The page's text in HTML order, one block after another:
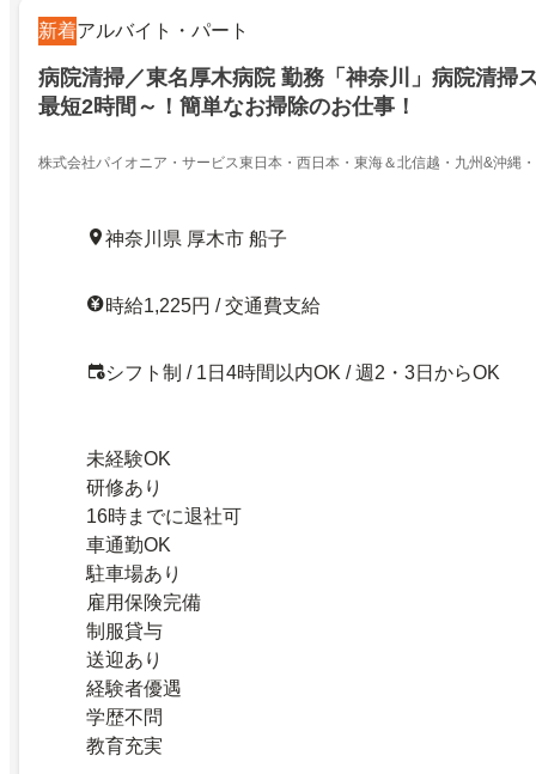
新着アルバイト・パート
病院清掃／東名厚木病院 勤務「神奈川」病院清掃
最短2時間～！簡単なお掃除のお仕事！
株式会社パイオニア・サービス東日本・西日本・東海＆北信越・九州&沖縄
神奈川県 厚木市 船子
時給1,225円 / 交通費支給
シフト制 / 1日4時間以内OK / 週2・3日からOK
未経験OK
研修あり
16時までに退社可
車通勤OK
駐車場あり
雇用保険完備
制服貸与
送迎あり
経験者優遇
学歴不問
教育充実